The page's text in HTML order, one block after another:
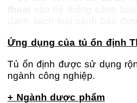
Ứng dụng của tủ ổn định
Tủ ổn định được sử dụng
ngành công nghiệp.
+ Ngành dược phẩm